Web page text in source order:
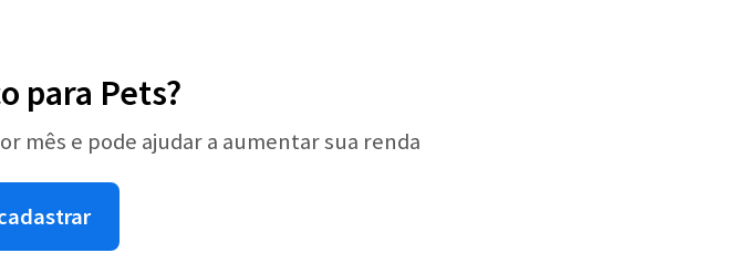
para Pets?
mês e pode ajudar a aumentar sua renda